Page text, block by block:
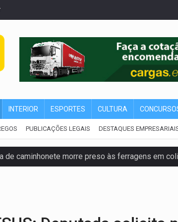
INTERIOR ESPORTES CULTURA
PUBLICAÇÕES LEGAIS DESTAQUES
caminhonete morre preso às ferragens em
gratuitos para aproveitar o fim de semana em